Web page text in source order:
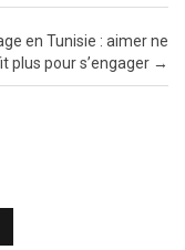
en Tunisie : aimer ne
plus pour s’engager →